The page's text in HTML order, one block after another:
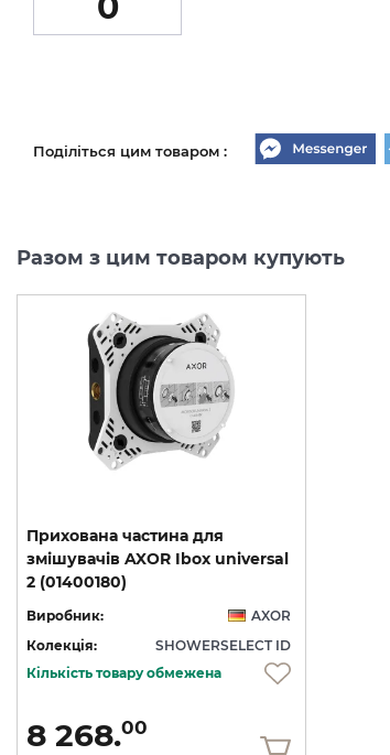
Поділіться цим товаром :
Разом з цим товаром купують
Прихована частина для
змішувачів AXOR Ibox universal
2 (01400180)
Виробник:
AXOR
Колекція:
SHOWERSELECT ID
Кількість товару обмежена
8 268.00